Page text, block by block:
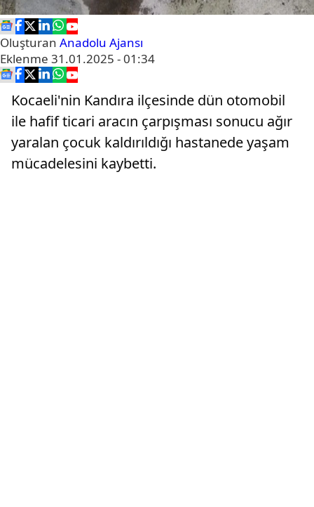
Oluşturan Anadolu Ajansı
Eklenme 31.01.2025 - 01:34
Kocaeli'nin Kandıra ilçesinde dün otomobil
ile hafif ticari aracın çarpışması sonucu ağır
yaralan çocuk kaldırıldığı hastanede yaşam
mücadelesini kaybetti.